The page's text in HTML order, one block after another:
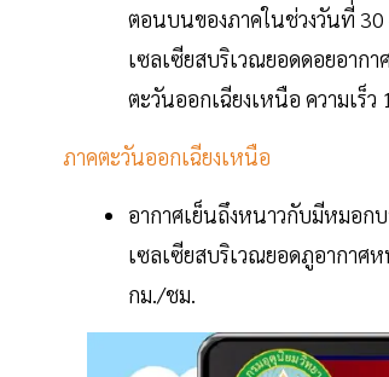
ตอนบนของภาคในช่วงวันที่
เซลเซียสบริเวณยอดดอยอาก
ตะวันออกเฉียงเหนือ ความเร็
ภาคตะวันออกเฉียงเหนือ
อากาศเย็นถึงหนาวกับมีหมอก
เซลเซียสบริเวณยอดภูอากาศ
กม./ชม.